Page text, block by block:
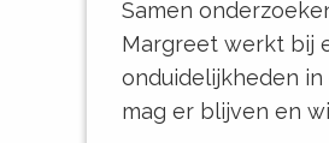
Samen
Margreet werkt bij
onduidelijkheden in
mag er blijven en